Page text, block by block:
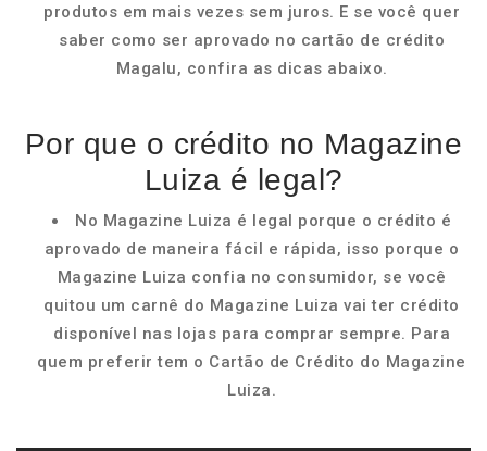
produtos em mais vezes sem juros. E se você quer
saber como ser aprovado no cartão de crédito
Magalu, confira as dicas abaixo.
Por que o crédito no Magazine
Luiza é legal?
No Magazine Luiza é legal porque o crédito é
aprovado de maneira fácil e rápida, isso porque o
Magazine Luiza confia no consumidor, se você
quitou um carnê do Magazine Luiza vai ter crédito
disponível nas lojas para comprar sempre. Para
quem preferir tem o Cartão de Crédito do Magazine
Luiza.